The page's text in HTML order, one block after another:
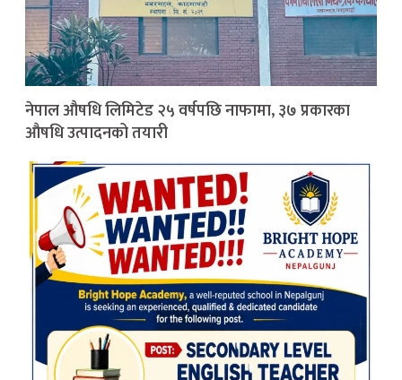
नेपाल औषधि लिमिटेड २५ वर्षपछि नाफामा, ३७ प्रकारका
औषधि उत्पादनको तयारी